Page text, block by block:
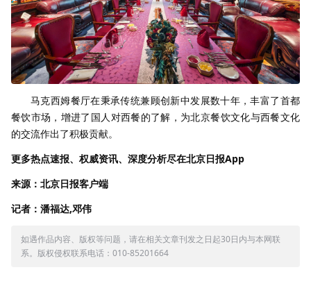
马克西姆餐厅在秉承传统兼顾创新中发展数十年，丰富了首都
餐饮市场，增进了国人对西餐的了解，为北京餐饮文化与西餐文化
的交流作出了积极贡献。
更多热点速报、权威资讯、深度分析尽在北京日报App
来源：北京日报客户端
记者：潘福达,邓伟
如遇作品内容、版权等问题，请在相关文章刊发之日起30日内与本网联
系。版权侵权联系电话：010-85201664